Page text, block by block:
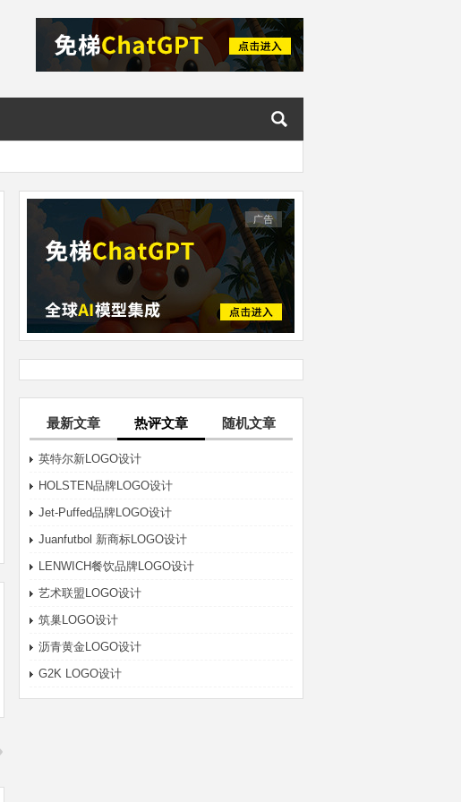
最新文章 热评文章 随机文章
英特尔新LOGO设计
HOLSTEN品牌LOGO设计
Jet-Puffed品牌LOGO设计
Juanfutbol 新商标LOGO设计
LENWICH餐饮品牌LOGO设计
艺术联盟LOGO设计
筑巢LOGO设计
沥青黄金LOGO设计
G2K LOGO设计